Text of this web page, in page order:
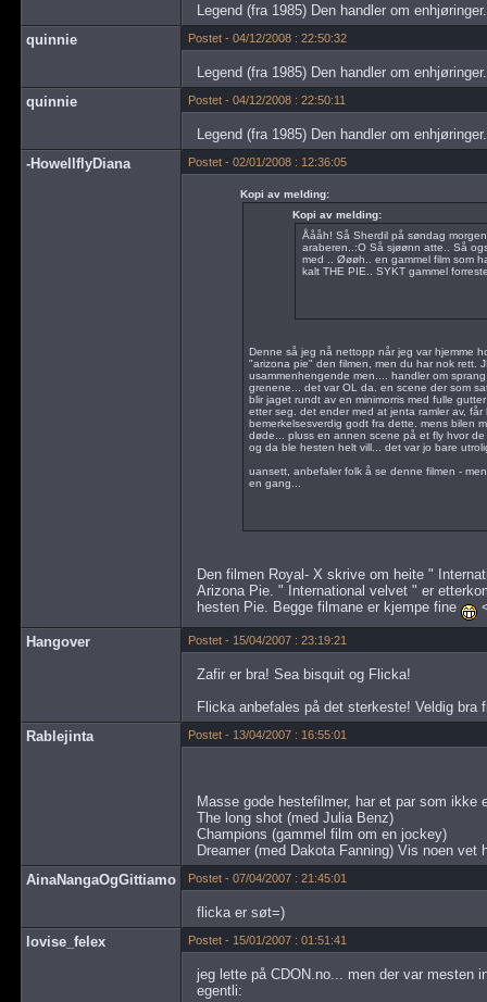
Legend (fra 1985) Den handler om
quinnie
Postet - 04/12/2008 : 22:50:32
Legend (fra 1985) Den handler om
quinnie
Postet - 04/12/2008 : 22:50:11
Legend (fra 1985) Den handler om
-HowellflyDiana
Postet - 02/01/2008 : 12:36:05
Kopi av melding:
Kopi av melding:
Åååh! Så Sherdil på søndag
araberen..:O Så sjøønn atte.. Så
med .. Øøøh.. en gammel film som
kalt THE PIE.. SYKT gammel
Denne så jeg nå nettopp når jeg var hjemme
"arizona pie" den filmen, men du har nok rett.
usammenhengende men.... handler om
grenene... det var OL da. en scene der som
blir jaget rundt av en minimorris med fulle
etter seg. det ender med at jenta ramler av,
bemerkelsesverdig godt fra dette. mens bilen
døde... pluss en annen scene på et fly hvor
og da ble hesten helt vill... det var jo bare
uansett, anbefaler folk å se denne filmen -
en gang...
Den filmen Royal- X skrive om heite "
Arizona Pie. " International velvet " er
hesten Pie. Begge filmane er kjempe fine
Hangover Postet - 15/04/2007 : 23:19:21
Zafir er bra! Sea bisquit og Flicka!
Flicka anbefales på det sterkeste! Veldig
Rablejinta
Postet - 13/04/2007 : 16:55:01
Masse gode hestefilmer, har et par som ikke
The long shot (med Julia Benz)
Champions (gammel film om en jockey)
Dreamer (med Dakota Fanning) Vis noen
AinaNangaOgGittiamo
Postet - 07/04/2007 : 21:45:01
flicka er søt=)
lovise_felex
Postet - 15/01/2007 : 01:51:41
jeg lette på CDON.no... men der var mesten
egentli: